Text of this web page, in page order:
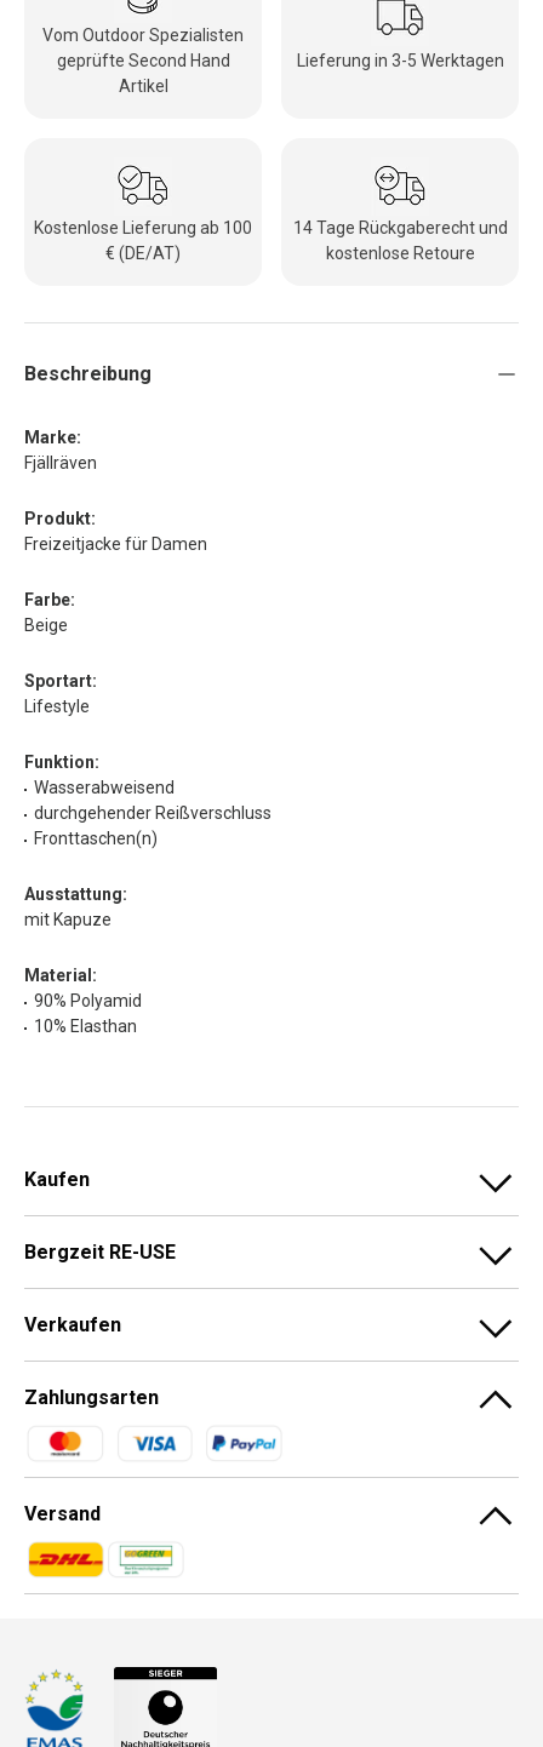
Vom Outdoor Spezialisten
geprüfte Second Hand
Artikel
Lieferung in 3-5 Werktagen
Kostenlose Lieferung ab 100
€ (DE/AT)
14 Tage Rückgaberecht und
kostenlose Retoure
Beschreibung
Marke:
Fjällräven
Produkt:
Freizeitjacke für Damen
Farbe:
Beige
Sportart:
Lifestyle
Funktion:
Wasserabweisend
durchgehender Reißverschluss
Fronttaschen(n)
Ausstattung:
mit Kapuze
Material:
90% Polyamid
10% Elasthan
Kaufen
Bergzeit RE-USE
Verkaufen
Zahlungsarten
Zahlungsmethoden
Versand
Zahlungsmethoden
Zahlungsmethoden